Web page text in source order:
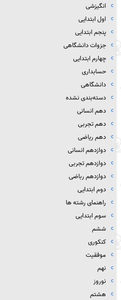
انگیزشی
اول ابتدایی
پنجم ابتدایی
جزوات دانشگاهی
چهارم ابتدایی
حسابداری
دانشگاهی
دسته‌بندی نشده
دهم انسانی
دهم تجربی
دهم ریاضی
دوازدهم انسانی
دوازدهم تجربی
دوازدهم رباضی
دوم ابتدایی
راهنمای رشته ها
سوم ابتدایی
ششم
کنکوری
موفقیت
نهم
نوروز
هشتم